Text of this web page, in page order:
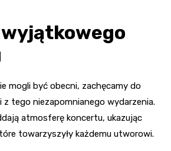
wyjątkowego
mogli być obecni, zachęcamy do
tego niezapomnianego wydarzenia.
atmosferę koncertu, ukazując
towarzyszyły każdemu utworowi.